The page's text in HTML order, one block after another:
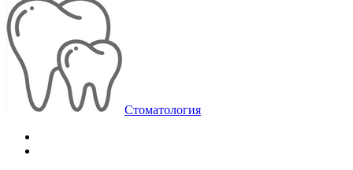
Стоматология